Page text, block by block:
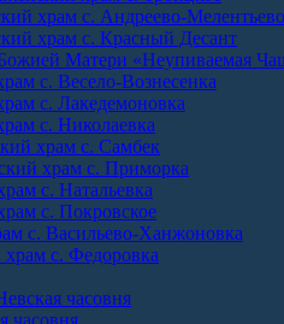
храм с. Андреево-Мелентьево
храм с. Красный Десант
Матери «Неупиваемая
с. Весело-Вознесенка
с. Лакедемоновка
с. Николаевка
храм с. Самбек
храм с. Приморка
с. Натальевка
с. Покровское
с. Васильево-Ханжоновка
с. Федоровка
часовня
часовня